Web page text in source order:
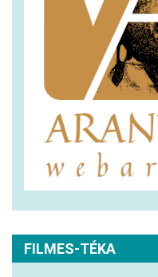
FILMES-TÉKA